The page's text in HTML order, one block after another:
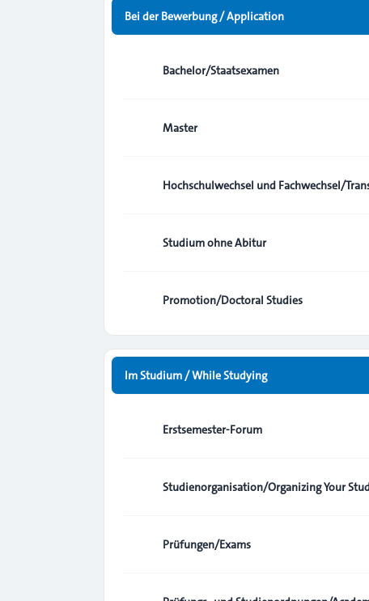
Bei der Bewerbung / Application
Bachelor/Staatsexamen
Master
Hochschulwechsel und Fachwechsel/
Studium ohne Abitur
Promotion/Doctoral Studies
Im Studium / While Studying
Erstsemester-Forum
Studienorganisation/Organizing Your
Prüfungen/Exams